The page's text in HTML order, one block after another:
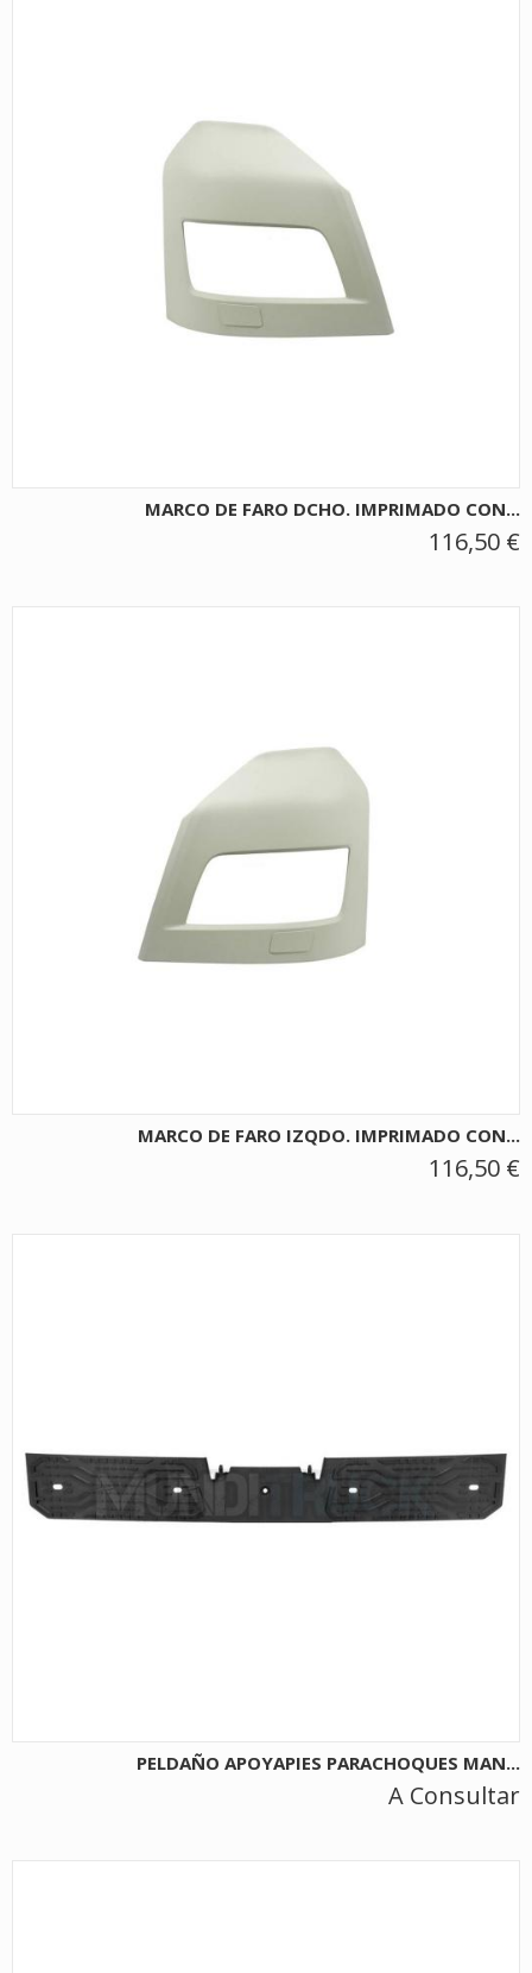
MARCO DE FARO DCHO. IMPRIMADO CON...
116,50 €
MARCO DE FARO IZQDO. IMPRIMADO CON...
116,50 €
PELDAÑO APOYAPIES PARACHOQUES MAN...
A Consultar